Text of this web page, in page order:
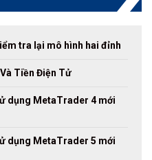
tra lại mô hình hai đỉnh
Tiền Điện Tử
dụng MetaTrader 4 mới
dụng MetaTrader 5 mới